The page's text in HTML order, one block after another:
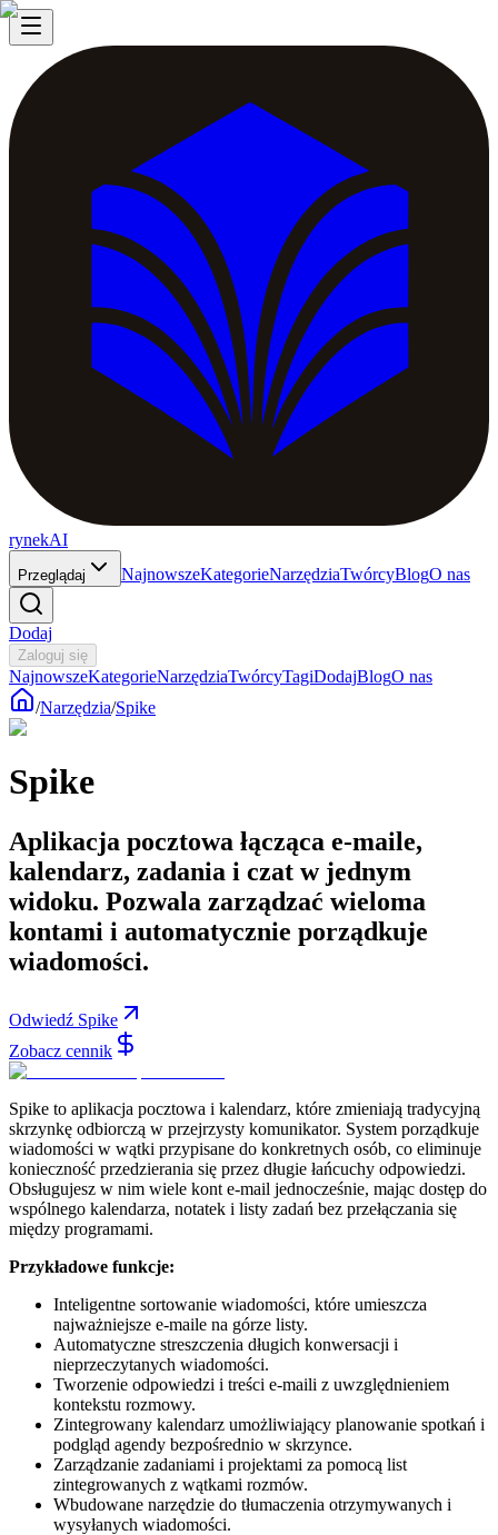
rynekAI
Przeglądaj NajnowszeKategorieNarzędziaTwórcyBlogO nas
Dodaj
Zaloguj się
NajnowszeKategorieNarzędziaTwórcyTagiDodajBlogO nas
/Narzędzia/Spike
Spike
Aplikacja pocztowa łącząca e-maile,
kalendarz, zadania i czat w jednym
widoku. Pozwala zarządzać wieloma
kontami i automatycznie porządkuje
wiadomości.
Odwiedź Spike
Zobacz cennik
Spike to aplikacja pocztowa i kalendarz, które zmieniają tradycyjną
skrzynkę odbiorczą w przejrzysty komunikator. System porządkuje
wiadomości w wątki przypisane do konkretnych osób, co eliminuje
konieczność przedzierania się przez długie łańcuchy odpowiedzi.
Obsługujesz w nim wiele kont e-mail jednocześnie, mając dostęp do
wspólnego kalendarza, notatek i listy zadań bez przełączania się
między programami.
Przykładowe funkcje:
Inteligentne sortowanie wiadomości, które umieszcza
najważniejsze e-maile na górze listy.
Automatyczne streszczenia długich konwersacji i
nieprzeczytanych wiadomości.
Tworzenie odpowiedzi i treści e-maili z uwzględnieniem
kontekstu rozmowy.
Zintegrowany kalendarz umożliwiający planowanie spotkań i
podgląd agendy bezpośrednio w skrzynce.
Zarządzanie zadaniami i projektami za pomocą list
zintegrowanych z wątkami rozmów.
Wbudowane narzędzie do tłumaczenia otrzymywanych i
wysyłanych wiadomości.